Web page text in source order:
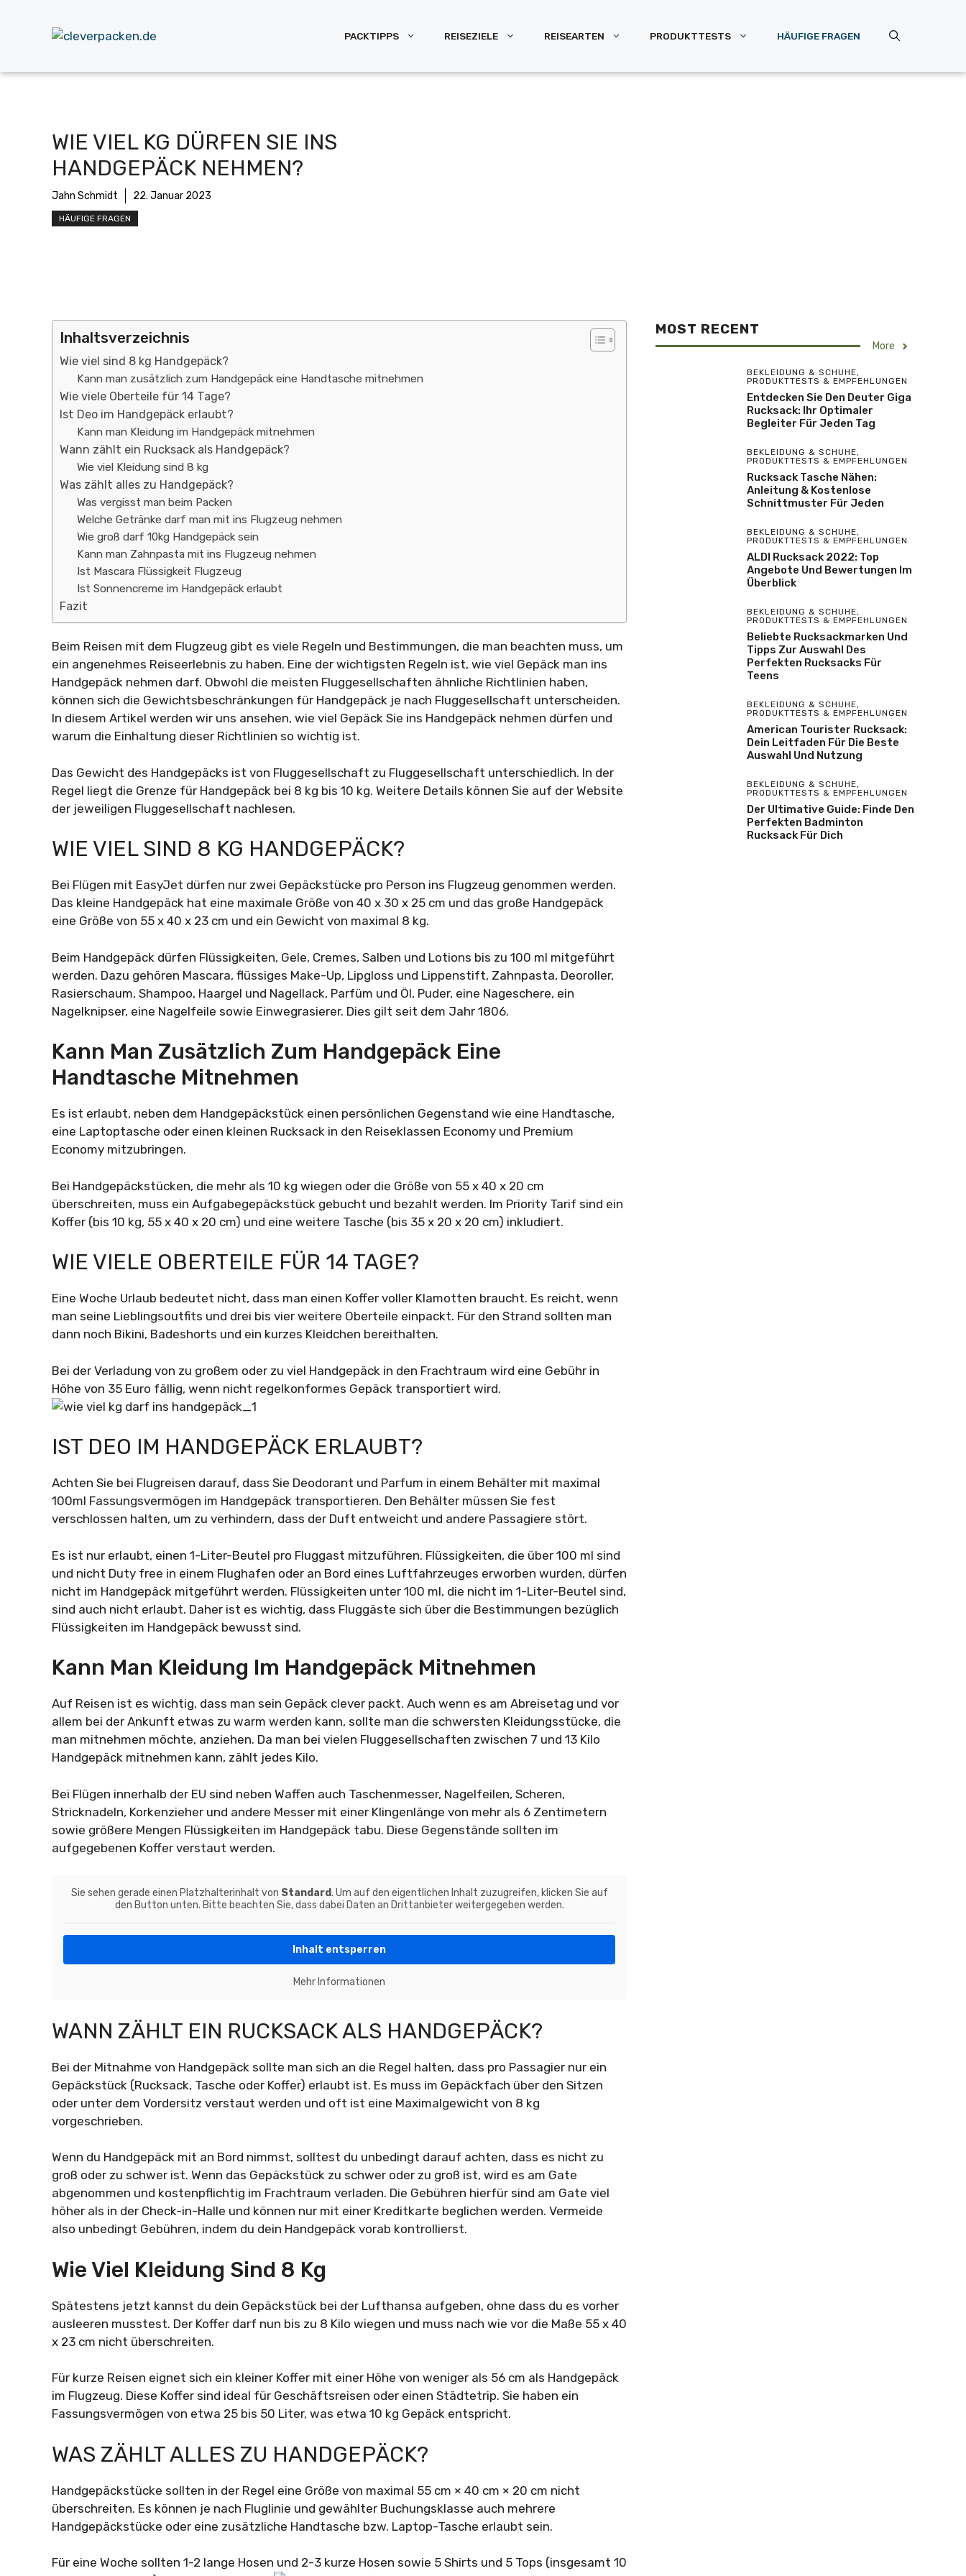
PACKTIPPS REISEZIELE REISEARTEN PRODUKTTESTS HÄUFIGE FRAGEN
WIE VIEL KG DÜRFEN SIE INS
HANDGEPÄCK NEHMEN?
Jahn Schmidt 22. Januar 2023
HÄUFIGE FRAGEN
Inhaltsverzeichnis
Wie viel sind 8 kg Handgepäck?
Kann man zusätzlich zum Handgepäck eine Handtasche mitnehmen
Wie viele Oberteile für 14 Tage?
Ist Deo im Handgepäck erlaubt?
Kann man Kleidung im Handgepäck mitnehmen
Wann zählt ein Rucksack als Handgepäck?
Wie viel Kleidung sind 8 kg
Was zählt alles zu Handgepäck?
Was vergisst man beim Packen
Welche Getränke darf man mit ins Flugzeug nehmen
Wie groß darf 10kg Handgepäck sein
Kann man Zahnpasta mit ins Flugzeug nehmen
Ist Mascara Flüssigkeit Flugzeug
Ist Sonnencreme im Handgepäck erlaubt
Fazit
Beim Reisen mit dem Flugzeug gibt es viele Regeln und Bestimmungen, die man beachten muss, um
ein angenehmes Reiseerlebnis zu haben. Eine der wichtigsten Regeln ist, wie viel Gepäck man ins
Handgepäck nehmen darf. Obwohl die meisten Fluggesellschaften ähnliche Richtlinien haben,
können sich die Gewichtsbeschränkungen für Handgepäck je nach Fluggesellschaft unterscheiden.
In diesem Artikel werden wir uns ansehen, wie viel Gepäck Sie ins Handgepäck nehmen dürfen und
warum die Einhaltung dieser Richtlinien so wichtig ist.
Das Gewicht des Handgepäcks ist von Fluggesellschaft zu Fluggesellschaft unterschiedlich. In der
Regel liegt die Grenze für Handgepäck bei 8 kg bis 10 kg. Weitere Details können Sie auf der Website
der jeweiligen Fluggesellschaft nachlesen.
WIE VIEL SIND 8 KG HANDGEPÄCK?
Bei Flügen mit EasyJet dürfen nur zwei Gepäckstücke pro Person ins Flugzeug genommen werden.
Das kleine Handgepäck hat eine maximale Größe von 40 x 30 x 25 cm und das große Handgepäck
eine Größe von 55 x 40 x 23 cm und ein Gewicht von maximal 8 kg.
Beim Handgepäck dürfen Flüssigkeiten, Gele, Cremes, Salben und Lotions bis zu 100 ml mitgeführt
werden. Dazu gehören Mascara, flüssiges Make-Up, Lipgloss und Lippenstift, Zahnpasta, Deoroller,
Rasierschaum, Shampoo, Haargel und Nagellack, Parfüm und Öl, Puder, eine Nageschere, ein
Nagelknipser, eine Nagelfeile sowie Einwegrasierer. Dies gilt seit dem Jahr 1806.
Kann Man Zusätzlich Zum Handgepäck Eine
Handtasche Mitnehmen
Es ist erlaubt, neben dem Handgepäckstück einen persönlichen Gegenstand wie eine Handtasche,
eine Laptoptasche oder einen kleinen Rucksack in den Reiseklassen Economy und Premium
Economy mitzubringen.
Bei Handgepäckstücken, die mehr als 10 kg wiegen oder die Größe von 55 x 40 x 20 cm
überschreiten, muss ein Aufgabegepäckstück gebucht und bezahlt werden. Im Priority Tarif sind ein
Koffer (bis 10 kg, 55 x 40 x 20 cm) und eine weitere Tasche (bis 35 x 20 x 20 cm) inkludiert.
WIE VIELE OBERTEILE FÜR 14 TAGE?
Eine Woche Urlaub bedeutet nicht, dass man einen Koffer voller Klamotten braucht. Es reicht, wenn
man seine Lieblingsoutfits und drei bis vier weitere Oberteile einpackt. Für den Strand sollten man
dann noch Bikini, Badeshorts und ein kurzes Kleidchen bereithalten.
Bei der Verladung von zu großem oder zu viel Handgepäck in den Frachtraum wird eine Gebühr in
Höhe von 35 Euro fällig, wenn nicht regelkonformes Gepäck transportiert wird.
IST DEO IM HANDGEPÄCK ERLAUBT?
Achten Sie bei Flugreisen darauf, dass Sie Deodorant und Parfum in einem Behälter mit maximal
100ml Fassungsvermögen im Handgepäck transportieren. Den Behälter müssen Sie fest
verschlossen halten, um zu verhindern, dass der Duft entweicht und andere Passagiere stört.
Es ist nur erlaubt, einen 1-Liter-Beutel pro Fluggast mitzuführen. Flüssigkeiten, die über 100 ml sind
und nicht Duty free in einem Flughafen oder an Bord eines Luftfahrzeuges erworben wurden, dürfen
nicht im Handgepäck mitgeführt werden. Flüssigkeiten unter 100 ml, die nicht im 1-Liter-Beutel sind,
sind auch nicht erlaubt. Daher ist es wichtig, dass Fluggäste sich über die Bestimmungen bezüglich
Flüssigkeiten im Handgepäck bewusst sind.
Kann Man Kleidung Im Handgepäck Mitnehmen
Auf Reisen ist es wichtig, dass man sein Gepäck clever packt. Auch wenn es am Abreisetag und vor
allem bei der Ankunft etwas zu warm werden kann, sollte man die schwersten Kleidungsstücke, die
man mitnehmen möchte, anziehen. Da man bei vielen Fluggesellschaften zwischen 7 und 13 Kilo
Handgepäck mitnehmen kann, zählt jedes Kilo.
Bei Flügen innerhalb der EU sind neben Waffen auch Taschenmesser, Nagelfeilen, Scheren,
Stricknadeln, Korkenzieher und andere Messer mit einer Klingenlänge von mehr als 6 Zentimetern
sowie größere Mengen Flüssigkeiten im Handgepäck tabu. Diese Gegenstände sollten im
aufgegebenen Koffer verstaut werden.
Sie sehen gerade einen Platzhalterinhalt von Standard. Um auf den eigentlichen Inhalt zuzugreifen, klicken Sie auf
den Button unten. Bitte beachten Sie, dass dabei Daten an Drittanbieter weitergegeben werden.
Inhalt entsperren
Mehr Informationen
WANN ZÄHLT EIN RUCKSACK ALS HANDGEPÄCK?
Bei der Mitnahme von Handgepäck sollte man sich an die Regel halten, dass pro Passagier nur ein
Gepäckstück (Rucksack, Tasche oder Koffer) erlaubt ist. Es muss im Gepäckfach über den Sitzen
oder unter dem Vordersitz verstaut werden und oft ist eine Maximalgewicht von 8 kg
vorgeschrieben.
Wenn du Handgepäck mit an Bord nimmst, solltest du unbedingt darauf achten, dass es nicht zu
groß oder zu schwer ist. Wenn das Gepäckstück zu schwer oder zu groß ist, wird es am Gate
abgenommen und kostenpflichtig im Frachtraum verladen. Die Gebühren hierfür sind am Gate viel
höher als in der Check-in-Halle und können nur mit einer Kreditkarte beglichen werden. Vermeide
also unbedingt Gebühren, indem du dein Handgepäck vorab kontrollierst.
Wie Viel Kleidung Sind 8 Kg
Spätestens jetzt kannst du dein Gepäckstück bei der Lufthansa aufgeben, ohne dass du es vorher
ausleeren musstest. Der Koffer darf nun bis zu 8 Kilo wiegen und muss nach wie vor die Maße 55 x 40
x 23 cm nicht überschreiten.
Für kurze Reisen eignet sich ein kleiner Koffer mit einer Höhe von weniger als 56 cm als Handgepäck
im Flugzeug. Diese Koffer sind ideal für Geschäftsreisen oder einen Städtetrip. Sie haben ein
Fassungsvermögen von etwa 25 bis 50 Liter, was etwa 10 kg Gepäck entspricht.
WAS ZÄHLT ALLES ZU HANDGEPÄCK?
Handgepäckstücke sollten in der Regel eine Größe von maximal 55 cm × 40 cm × 20 cm nicht
überschreiten. Es können je nach Fluglinie und gewählter Buchungsklasse auch mehrere
Handgepäckstücke oder eine zusätzliche Handtasche bzw. Laptop-Tasche erlaubt sein.
Für eine Woche sollten 1-2 lange Hosen und 2-3 kurze Hosen sowie 5 Shirts und 5 Tops (insgesamt 10
MOST RECENT
More
BEKLEIDUNG & SCHUHE,
PRODUKTTESTS & EMPFEHLUNGEN
Entdecken Sie Den Deuter Giga
Rucksack: Ihr Optimaler
Begleiter Für Jeden Tag
BEKLEIDUNG & SCHUHE,
PRODUKTTESTS & EMPFEHLUNGEN
Rucksack Tasche Nähen:
Anleitung & Kostenlose
Schnittmuster Für Jeden
BEKLEIDUNG & SCHUHE,
PRODUKTTESTS & EMPFEHLUNGEN
ALDI Rucksack 2022: Top
Angebote Und Bewertungen Im
Überblick
BEKLEIDUNG & SCHUHE,
PRODUKTTESTS & EMPFEHLUNGEN
Beliebte Rucksackmarken Und
Tipps Zur Auswahl Des
Perfekten Rucksacks Für
Teens
BEKLEIDUNG & SCHUHE,
PRODUKTTESTS & EMPFEHLUNGEN
American Tourister Rucksack:
Dein Leitfaden Für Die Beste
Auswahl Und Nutzung
BEKLEIDUNG & SCHUHE,
PRODUKTTESTS & EMPFEHLUNGEN
Der Ultimative Guide: Finde Den
Perfekten Badminton
Rucksack Für Dich